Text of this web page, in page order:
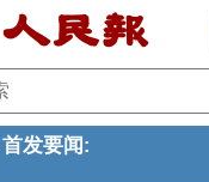
首发要闻: